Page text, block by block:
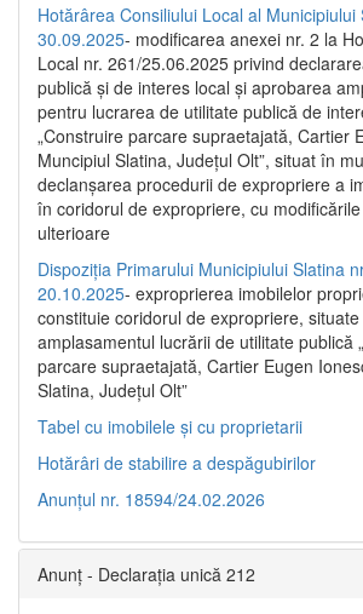
Hotărârea Consiliului Local al Municipiului
30.09.2025- modificarea anexei nr. 2 la
Local nr. 261/25.06.2025 privind
publică şi de interes local şi aprobarea
pentru lucrarea de utilitate publică de
„Construire parcare supraetajată, Cartier
Muncipiul Slatina, Judeţul Olt”, situat în
declanşarea procedurii de expropriere a
în coridorul de expropriere, cu
ulterioare
Dispoziția Primarului Municipiului Slatina
20.10.2025- exproprierea imobilelor
constituie coridorul de expropriere,
amplasamentul lucrării de utilitate publică
parcare supraetajată, Cartier Eugen
Slatina, Județul Olt”
Tabel cu imobilele și cu proprietarii
Hotărâri de stabilire a despăgubirilor
Anunțul nr. 18594/24.02.2026
Anunț - Declarația unică 212